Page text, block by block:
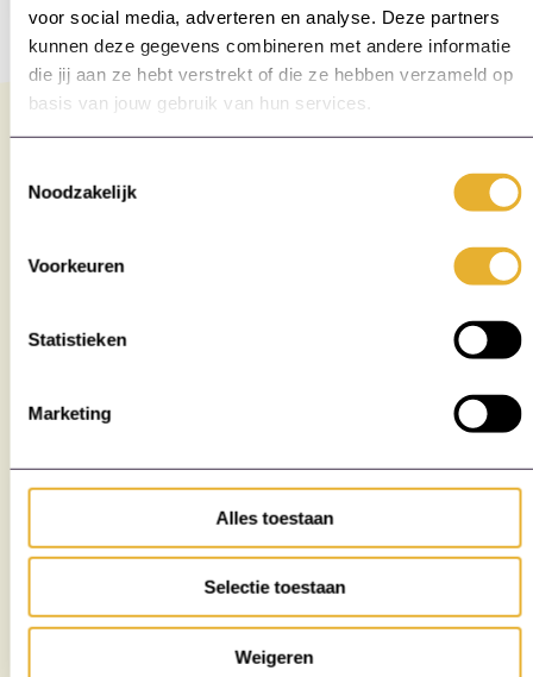
voor social media, adverteren en analyse. Deze partners
kunnen deze gegevens combineren met andere informatie
die jij aan ze hebt verstrekt of die ze hebben verzameld op
basis van jouw gebruik van hun services.
Noodzakelijk
Voorkeuren
Statistieken
Marketing
Alles toestaan
Selectie toestaan
Weigeren
Staat jouw uitdaging
er niet bij of heb je
vragen?
je klaar!
Danique van Dijk helpt je
graag!
danique.van.dijk@werkend
2040.nl